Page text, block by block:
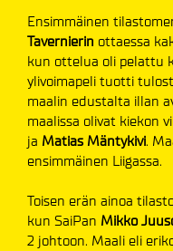
Ensimmäinen
Tavernierin ottaessa
kun ottelua oli pelattu
ylivoimapeli tuotti
maalin edustalta illan
maalissa olivat kiekon
ja Matias Mäntykivi.
ensimmäinen Liigassa.
Toisen erän ainoa
kun SaiPan Mikko
2 johtoon. Maali eli